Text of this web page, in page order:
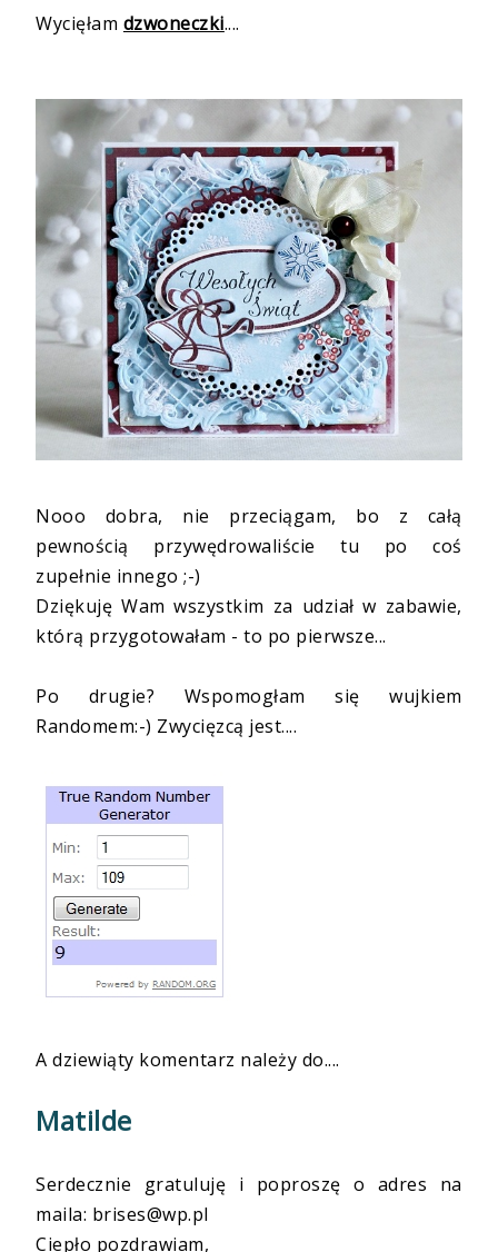
Wycięłam dzwoneczki....
Nooo dobra, nie przeciągam, bo z całą
pewnością przywędrowaliście tu po coś
zupełnie innego ;-)
Dziękuję Wam wszystkim za udział w zabawie,
którą przygotowałam - to po pierwsze...
Po drugie? Wspomogłam się wujkiem
Randomem:-) Zwycięzcą jest....
A dziewiąty komentarz należy do....
Matilde
Serdecznie gratuluję i poproszę o adres na
maila: brises@wp.pl
Ciepło pozdrawiam,